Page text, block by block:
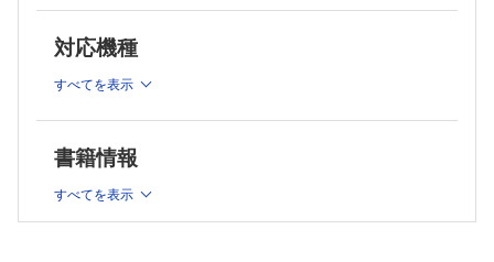
wash outという迷信
Basic 3 リアルワールドの輸液オーダーに必要な知識・技術
を俯瞰する
Case 3 病棟 肺炎患者さんを任された!! この患者さんの担
コラム 薬の配合変化他の頻出パターンも知っておこう
Case 4 病棟 糖尿病患者さんを任された!! 輸液とインスリ
ンの管理はどうする？
コラム 患者さんを早くに退院にもっていくコツ
対応機種
すべてを表示
書籍情報
すべてを表示